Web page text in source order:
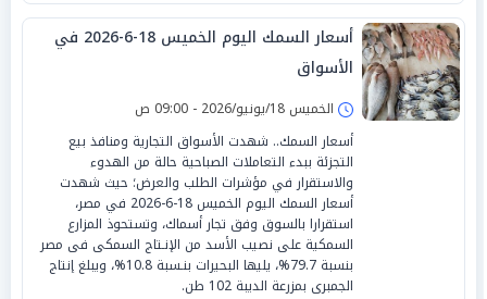
أسعار السمك اليوم الخميس 18-6-2026 في
الأسواق
الخميس 18/يونيو/2026 - 09:00 ص
أسعار السمك.. شهدت الأسواق التجارية ومنافذ بيع
التجزئة ببدء التعاملات الصباحية حالة من الهدوء
والاستقرار في مؤشرات الطلب والعرض؛ حيث شهدت
أسعار السمك اليوم الخميس 18-6-2026 في مصر،
استقرارا بالسوق وفق تجار أسماك، وتستحوذ المزارع
السمكية على نصيب الأسد من الإنـتاج السمكى فى مصر
بنسبة 79.7%، يليها البحيرات بنـسبة 10.8%، ويبلغ إنتاج
الجمبرى بمزرعة الديبة 102 طن.